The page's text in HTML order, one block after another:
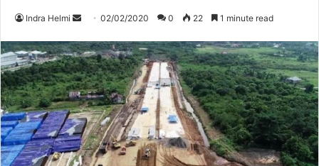
Indra Helmi
Send
email
02/02/2020 0 22 1 minute read